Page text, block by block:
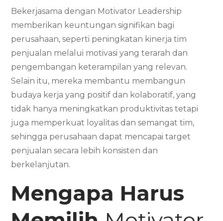
Bekerjasama dengan Motivator Leadership
memberikan keuntungan signifikan bagi
perusahaan, seperti peningkatan kinerja tim
penjualan melalui motivasi yang terarah dan
pengembangan keterampilan yang relevan.
Selain itu, mereka membantu membangun
budaya kerja yang positif dan kolaboratif, yang
tidak hanya meningkatkan produktivitas tetapi
juga memperkuat loyalitas dan semangat tim,
sehingga perusahaan dapat mencapai target
penjualan secara lebih konsisten dan
berkelanjutan.
Mengapa Harus